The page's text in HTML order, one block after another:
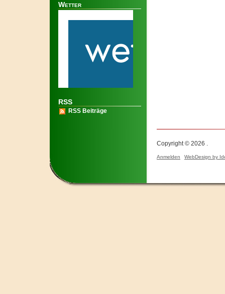
Wetter
RSS
RSS Beiträge
Copyright © 2026 .
Anmelden WebDesign by